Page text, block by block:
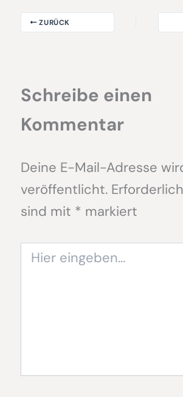
ZURÜCK
Schreibe einen
Kommentar
Deine E-Mail-Adresse
veröffentlicht.
sind mit * markiert
eingeben…